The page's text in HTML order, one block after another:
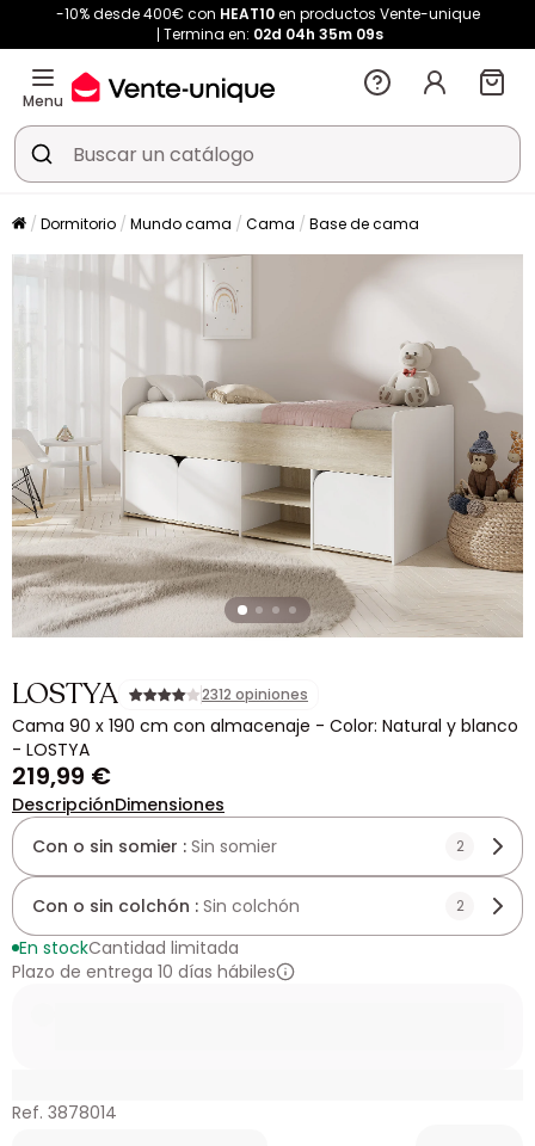
-10% desde 400€ con HEAT10en productos Vente-unique
Termina en: 02d 04h 35m 09s
Menu
Dormitorio Mundo cama Cama Base de cama
LOSTYA 2312 opiniones
Cama 90 x 190 cm con almacenaje - Color: Natural y blanco
- LOSTYA
219,99 €
DescripciónDimensiones
Con o sin somier : Sin somier 2
Con o sin colchón : Sin colchón 2
En stockCantidad limitada
Plazo de entrega 10 días hábiles
Ref. 3878014